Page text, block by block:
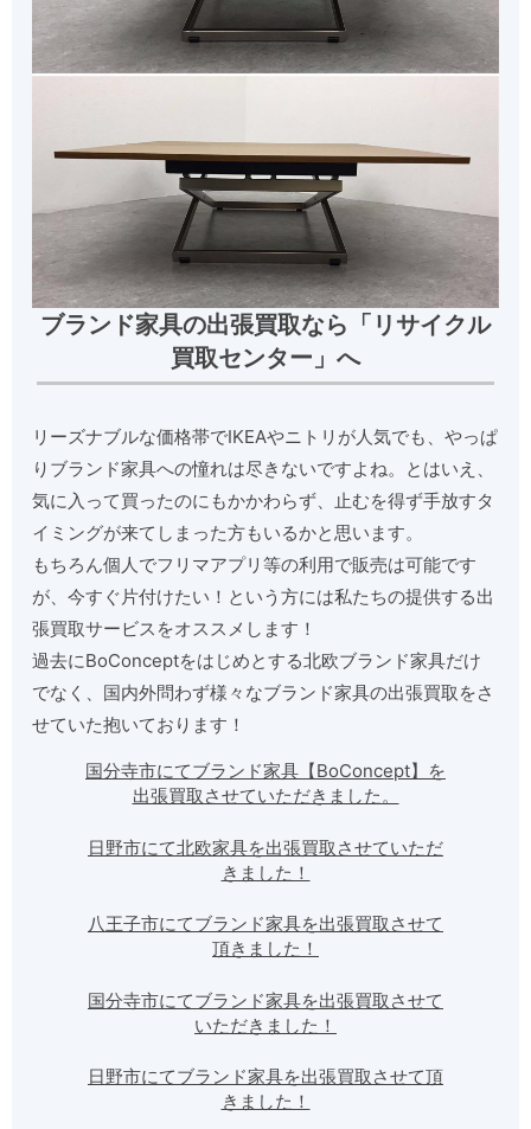
ブランド家具の出張買取なら「リサイクル
買取センター」へ
リーズナブルな価格帯でIKEAやニトリが人気でも、やっぱ
りブランド家具への憧れは尽きないですよね。とはいえ、
気に入って買ったのにもかかわらず、止むを得ず手放すタ
イミングが来てしまった方もいるかと思います。
もちろん個人でフリマアプリ等の利用で販売は可能です
が、今すぐ片付けたい！という方には私たちの提供する出
張買取サービスをオススメします！
過去にBoConceptをはじめとする北欧ブランド家具だけ
でなく、国内外問わず様々なブランド家具の出張買取をさ
せていた抱いております！
国分寺市にてブランド家具【BoConcept】を
出張買取させていただきました。
日野市にて北欧家具を出張買取させていただ
きました！
八王子市にてブランド家具を出張買取させて
頂きました！
国分寺市にてブランド家具を出張買取させて
いただきました！
日野市にてブランド家具を出張買取させて頂
きました！